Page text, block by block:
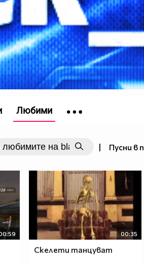
| Пусни в
00:35
Скелети танцуват
Любими